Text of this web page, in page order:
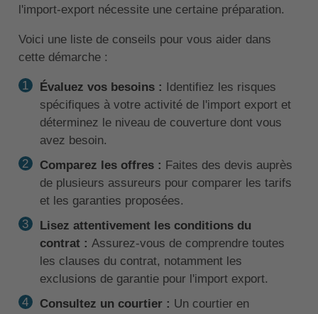
l'import-export nécessite une certaine préparation.
Voici une liste de conseils pour vous aider dans
cette démarche :
Évaluez vos besoins : Identifiez les risques
spécifiques à votre activité de l'import export et
déterminez le niveau de couverture dont vous
avez besoin.
Comparez les offres : Faites des devis auprès
de plusieurs assureurs pour comparer les tarifs
et les garanties proposées.
Lisez attentivement les conditions du
contrat : Assurez-vous de comprendre toutes
les clauses du contrat, notamment les
exclusions de garantie pour l'import export.
Consultez un courtier : Un courtier en